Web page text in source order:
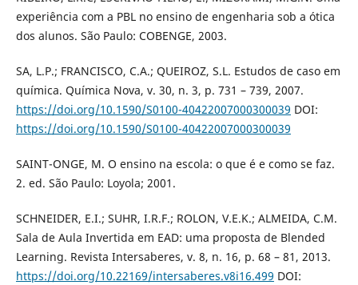
experiência com a PBL no ensino de engenharia sob a ótica
dos alunos. São Paulo: COBENGE, 2003.
SA, L.P.; FRANCISCO, C.A.; QUEIROZ, S.L. Estudos de caso em
química. Química Nova, v. 30, n. 3, p. 731 – 739, 2007.
https://doi.org/10.1590/S0100-40422007000300039 DOI:
https://doi.org/10.1590/S0100-40422007000300039
SAINT-ONGE, M. O ensino na escola: o que é e como se faz.
2. ed. São Paulo: Loyola; 2001.
SCHNEIDER, E.I.; SUHR, I.R.F.; ROLON, V.E.K.; ALMEIDA, C.M.
Sala de Aula Invertida em EAD: uma proposta de Blended
Learning. Revista Intersaberes, v. 8, n. 16, p. 68 – 81, 2013.
https://doi.org/10.22169/intersaberes.v8i16.499 DOI: